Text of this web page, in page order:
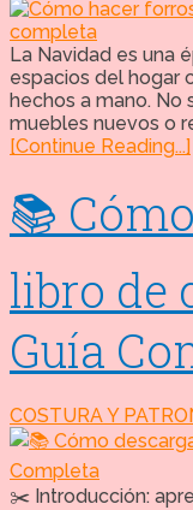
La Navidad es una
espacios del hogar
hechos a mano. No
muebles nuevos o
[Continue Reading...]
📚
libro de
Guía
COSTURA Y
✂️ Introducción: